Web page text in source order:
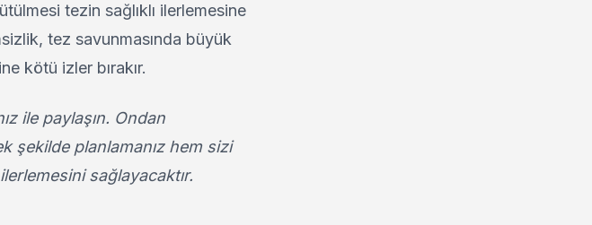
tezin sağlıklı ilerlemesine
tez savunmasında büyük
kötü izler bırakır.
ile paylaşın. Ondan
şekilde planlamanız hem sizi
sağlayacaktır.